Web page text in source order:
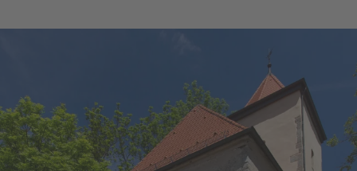
www.simultankirche-radweg.de
Adresse der Kirche:
Kirchweg 5, 95703 Plößberg/Schönkirch
Quelle:destination.one , zuletzt geändert am 14.05.2024